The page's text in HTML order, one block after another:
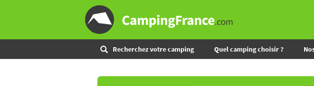
Recherchez votre camping Quel camping choisir ?